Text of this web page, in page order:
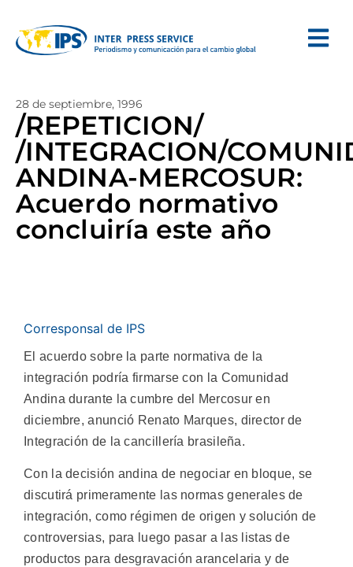
28 de septiembre, 1996
/REPETICION/
/INTEGRACION/
ANDINA-MERCOSUR:
Acuerdo normativo
concluiría este año
Corresponsal de IPS
El acuerdo sobre la parte normativa de la
integración podría firmarse con la Comunidad
Andina durante la cumbre del Mercosur en
diciembre, anunció Renato Marques, director de
Integración de la cancillería brasileña.
Con la decisión andina de negociar en bloque, se
discutirá primeramente las normas generales de
integración, como régimen de origen y solución de
controversias, para luego pasar a las listas de
productos para desgravación arancelaria y de